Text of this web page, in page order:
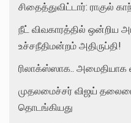
சிதைத்துவிட்டார்: ராகுல்
நீட் விவகாரத்தில் ஒன்றிய
உச்சநீதிமன்றம் அதிருப்தி!
ரிலாக்ஸ்ஸாக.. அமைதியாக
முதலமைச்சர் விஜய்
தொடங்கியது